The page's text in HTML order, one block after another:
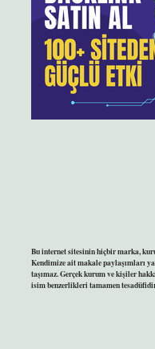
Bu internet sitesinin hiçbir marka,
Kendimize ait makale paylaşımları
taşımaz. Gerçek kurum ve kişiler
isim benzerlikleri tamamen